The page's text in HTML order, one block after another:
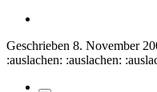
Geschrieben 8. November
:auslachen: :auslachen: